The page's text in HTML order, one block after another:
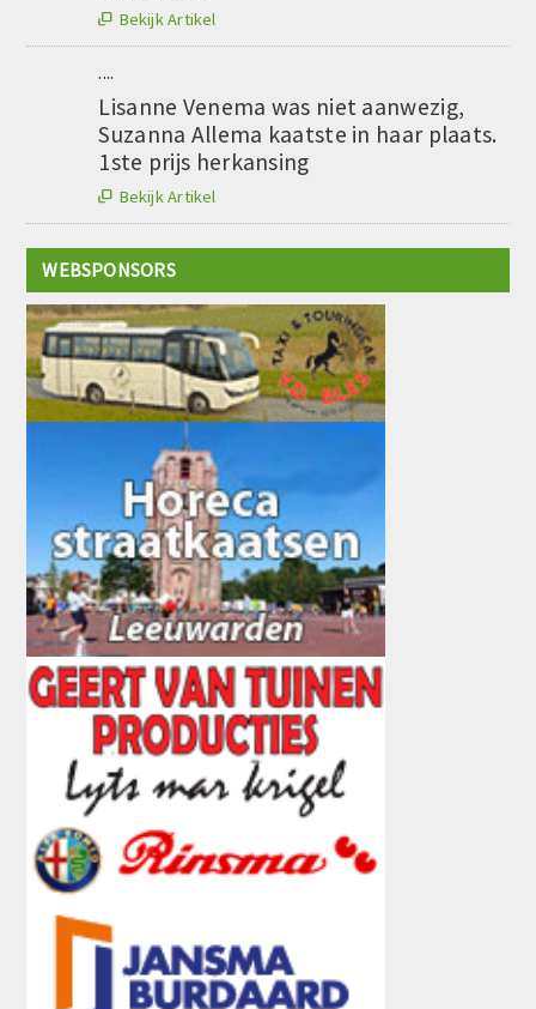
 Bekijk Artikel
....
Lisanne Venema was niet aanwezig,
Suzanna Allema kaatste in haar plaats.
1ste prijs herkansing
 Bekijk Artikel
WEBSPONSORS